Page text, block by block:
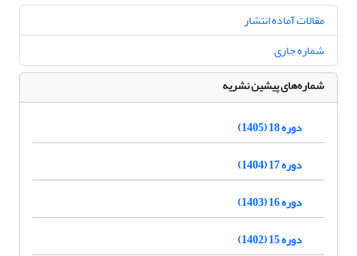
مقالات آماده انتشار
شماره جاری
شماره‌های پیشین نشریه
دوره 18 (1405)
دوره 17 (1404)
دوره 16 (1403)
دوره 15 (1402)